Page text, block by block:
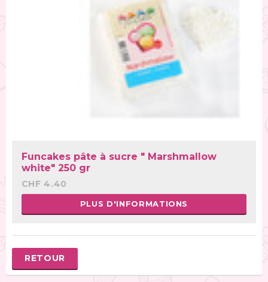
Funcakes pâte à sucre " Marshmallow
white" 250 gr
CHF 4.40
PLUS D'INFORMATIONS
RETOUR